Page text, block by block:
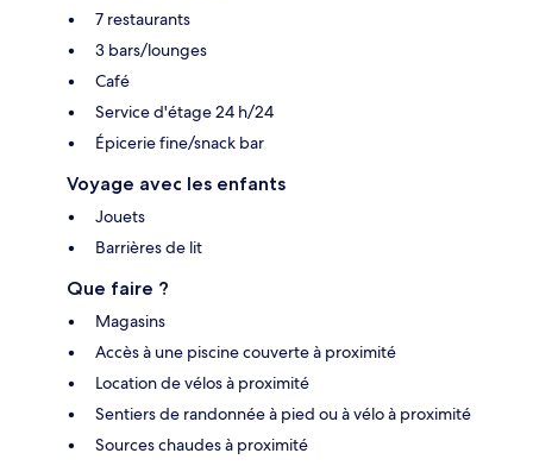
7 restaurants
3 bars/lounges
Café
Service d'étage 24 h/24
Épicerie fine/snack bar
Voyage avec les enfants
Jouets
Barrières de lit
Que faire ?
Magasins
Accès à une piscine couverte à proximité
Location de vélos à proximité
Sentiers de randonnée à pied ou à vélo à proximité
Sources chaudes à proximité